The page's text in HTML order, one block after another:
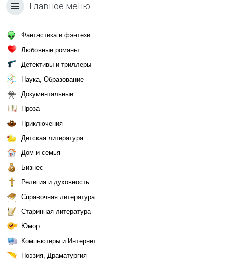
Главное меню
Фантастика и фэнтези
Любовные романы
Детективы и триллеры
Наука, Образование
Документальные
Проза
Приключения
Детская литература
Дом и семья
Бизнес
Религия и духовность
Справочная литература
Старинная литература
Юмор
Компьютеры и Интернет
Поэзия, Драматургия